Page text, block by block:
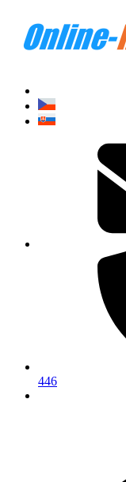
446